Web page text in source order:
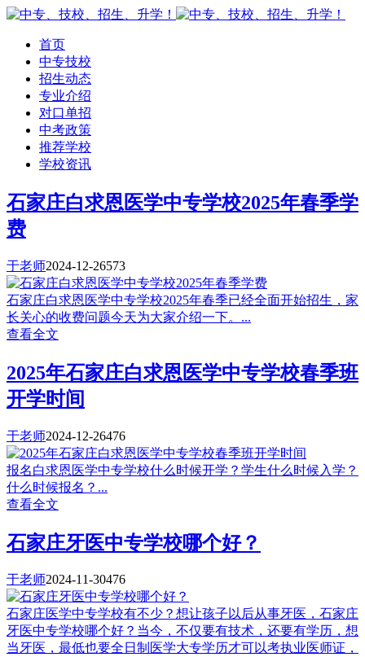
首页
中专技校
招生动态
专业介绍
对口单招
中考政策
推荐学校
学校资讯
石家庄白求恩医学中专学校2025年春季学
费
于老师2024-12-26573
石家庄白求恩医学中专学校2025年春季已经全面开始招生，家
长关心的收费问题今天为大家介绍一下。...
查看全文
2025年石家庄白求恩医学中专学校春季班
开学时间
于老师2024-12-26476
报名白求恩医学中专学校什么时候开学？学生什么时候入学？
什么时候报名？...
查看全文
石家庄牙医中专学校哪个好？
于老师2024-11-30476
石家庄医学中专学校有不少？想让孩子以后从事牙医，石家庄
牙医中专学校哪个好？当今，不仅要有技术，还要有学历，想
当牙医，最低也要全日制医学大专学历才可以考执业医师证，